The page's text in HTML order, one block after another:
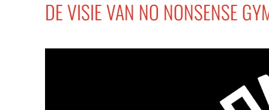
DE VISIE VAN NO NONSENSE